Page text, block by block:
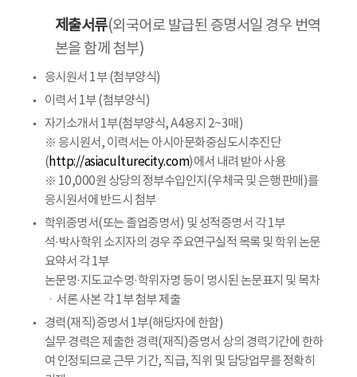
제출서류(외국어로 발급된 증명서일 경우 번역
본을 함께 첨부)
응시원서 1부 (첨부양식)
이력서 1부 (첨부양식)
자기소개서 1부(첨부양식, A4용지 2~3매)
※ 응시원서, 이력서는 아시아문화중심도시추진단
(http://asiaculturecity.com)에서 내려 받아 사용
※ 10,000원 상당의 정부수입인지(우체국 및 은행 판매)를
응시원서에 반드시 첨부
학위증명서(또는 졸업증명서) 및 성적증명서 각 1부
석·박사학위 소지자의 경우 주요연구실적 목록 및 학위 논문
요약서 각 1부
논문명·지도교수명·학위자명 등이 명시된 논문표지 및 목차
ㆍ서론 사본 각 1부 첨부 제출
경력(재직)증명서 1부(해당자에 한함)
실무 경력은 제출한 경력(재직)증명서 상의 경력기간에 한하
여 인정되므로 근무 기간, 직급, 직위 및 담당업무를 정확히